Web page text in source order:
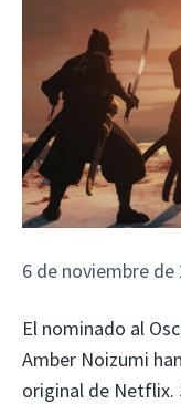
6 de noviembre de
El nominado al
Amber Noizumi
original de Netflix.